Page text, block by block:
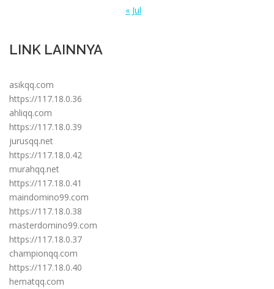
« Jul
LINK LAINNYA
asikqq.com
https://117.18.0.36
ahliqq.com
https://117.18.0.39
jurusqq.net
https://117.18.0.42
murahqq.net
https://117.18.0.41
maindomino99.com
https://117.18.0.38
masterdomino99.com
https://117.18.0.37
championqq.com
https://117.18.0.40
hematqq.com